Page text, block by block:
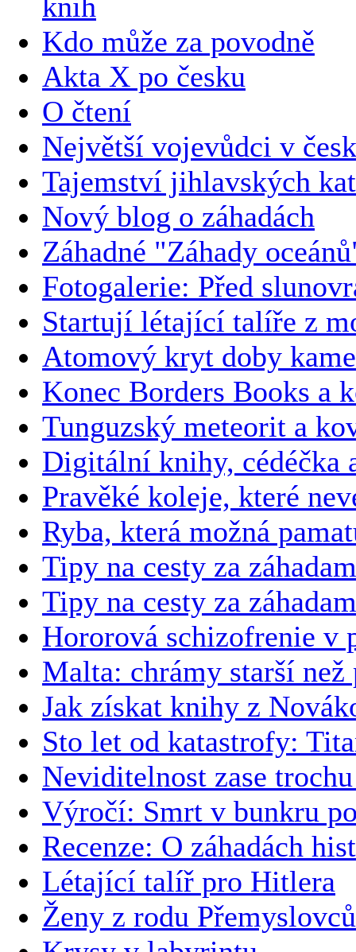
Kdo může za povodně
Akta X po česku
O čtení
Největší vojevůdci v
Tajemství jihlavských
Nový blog o záhadách
Záhadné "Záhady
Fotogalerie: Před
Startují létající talíře z
Atomový kryt doby
Konec Borders Books a
Tunguzský meteorit a
Digitální knihy, cédéčka
Pravěké koleje, které
Ryba, která možná
Tipy na cesty za
Tipy na cesty za
Hororová schizofrenie v
Malta: chrámy starší
Jak získat knihy z
Sto let od katastrofy:
Neviditelnost zase
Výročí: Smrt v bunkru
Recenze: O záhadách
Létající talíř pro Hitlera
Ženy z rodu Přemyslovců